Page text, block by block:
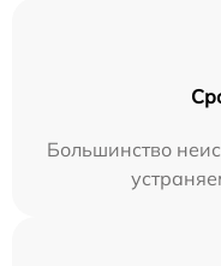
Большинство